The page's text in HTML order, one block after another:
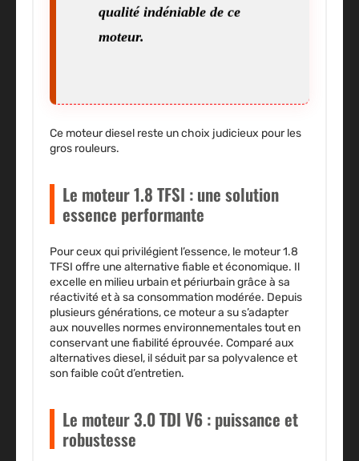
qualité indéniable de ce
moteur.
Ce moteur diesel reste un choix judicieux pour les
gros rouleurs.
Le moteur 1.8 TFSI : une solution
essence performante
Pour ceux qui privilégient l’essence, le moteur 1.8
TFSI offre une alternative fiable et économique. Il
excelle en milieu urbain et périurbain grâce à sa
réactivité et à sa consommation modérée. Depuis
plusieurs générations, ce moteur a su s’adapter
aux nouvelles normes environnementales tout en
conservant unefiabilité éprouvée. Comparé aux
alternatives diesel, il séduit par sa polyvalence et
son faible coût d’entretien.
Le moteur 3.0 TDI V6 : puissance et
robustesse